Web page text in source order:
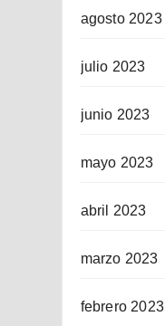
agosto 2023
julio 2023
junio 2023
mayo 2023
abril 2023
marzo 2023
febrero 2023